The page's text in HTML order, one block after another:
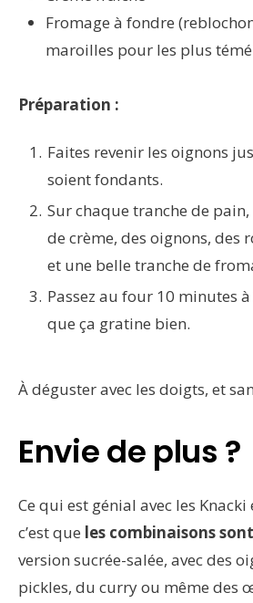
Fromage à fondre
maroilles pour les plus
Préparation :
Faites revenir les oignons
soient fondants.
Sur chaque tranche de
de crème, des oignons, des
et une belle tranche de
Passez au four 10 minutes à
que ça gratine bien.
À déguster avec les doigts, et
Envie de plus ?
Ce qui est génial avec les
c’est que les combinaisons
version sucrée-salée, avec des
pickles, du curry ou même des